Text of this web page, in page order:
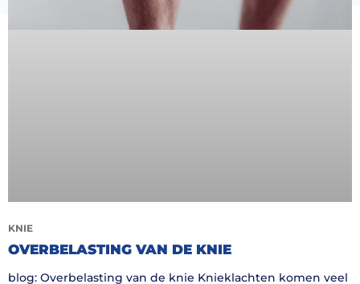
KNIE
OVERBELASTING VAN DE KNIE
blog: Overbelasting van de knie Knieklachten komen veel